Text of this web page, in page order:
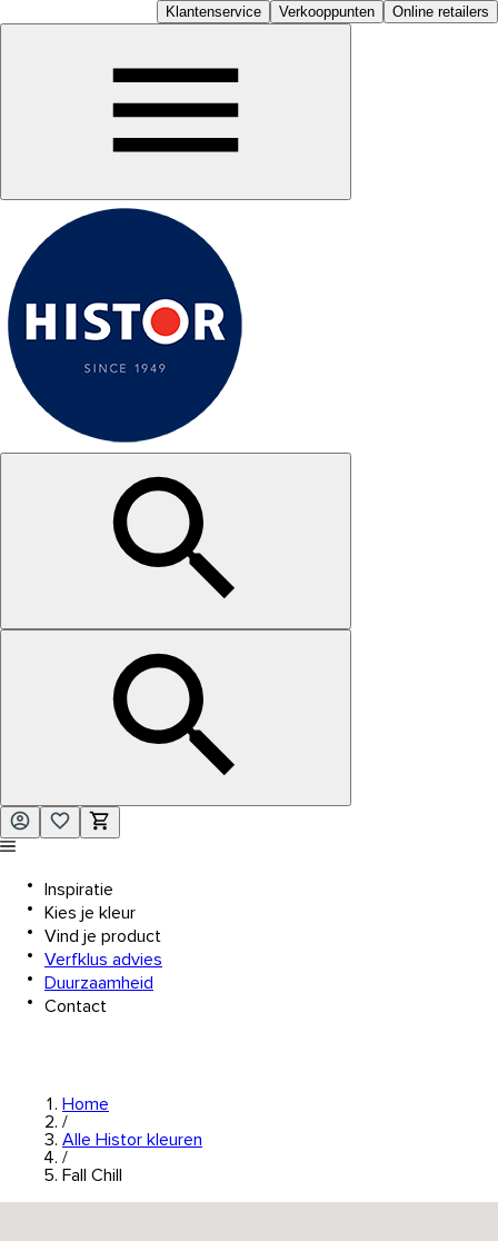
Klantenservice Verkooppunten Online retailers
Inspiratie
Kies je kleur
Vind je product
Verfklus advies
Duurzaamheid
Contact
Home
/
Alle Histor kleuren
/
Fall Chill